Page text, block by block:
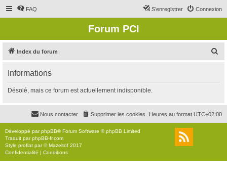
FAQ Connexion
S’enregistrer
Forum PCI
Index du forum
r
c
r
Informations
Désolé, mais ce forum est actuellement indisponible.
Heures au format UTC+02:00
Supprimer les cookies
Nous contacter
Développé parphpBB® Forum Software © phpBB Limited
Traduit parphpBB-fr.com
Style proflat par ©Mazeltof 2017
Confidentialité | Conditions